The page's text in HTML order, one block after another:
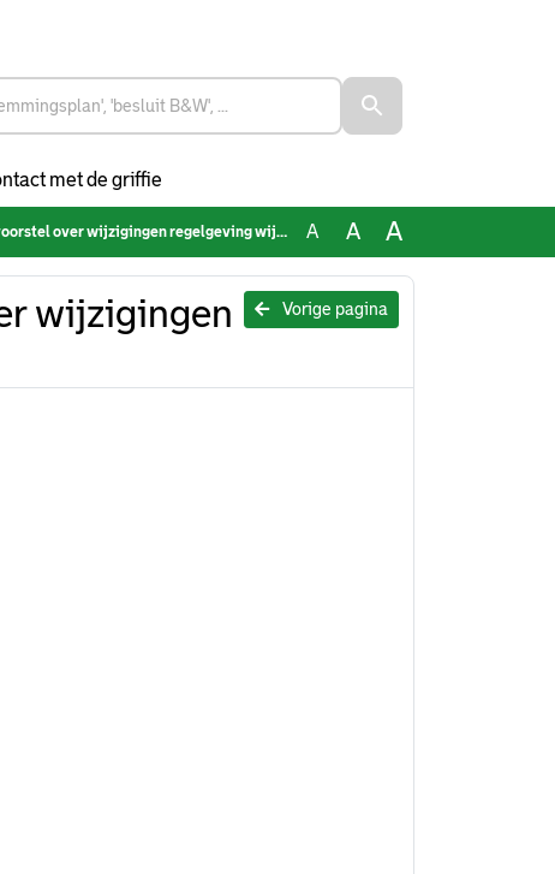
met de griffie
over wijzigingen regelgeving wijk aan zet A A A
Vorige pagina
wijzigingen